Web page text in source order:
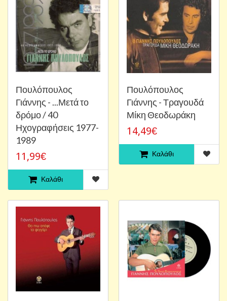
Πουλόπουλος
Γιάννης - ...Μετά το
δρόμο / 40
Ηχογραφήσεις 1977-
1989
11,99€
Καλάθι
Πουλόπουλος
Γιάννης - Τραγουδά
Μίκη Θεοδωράκη
14,49€
Καλάθι